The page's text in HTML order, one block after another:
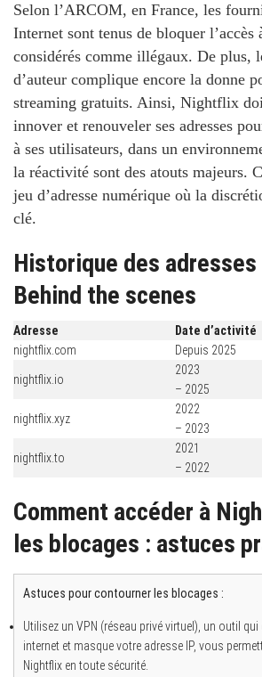
Selon l’ARCOM, en France, les
Internet sont tenus de bloquer l’accès
considérés comme illégaux. De plus,
d’auteur complique encore la donne
streaming gratuits. Ainsi, Nightflix
innover et renouveler ses adresses
à ses utilisateurs, dans un
la réactivité sont des atouts majeurs.
jeu d’adresse numérique où la
clé.
Historique des
Behind the scenes
Adresse
Date d’activité
nightflix.com
Depuis 2025
nightflix.io
2023
– 2025
nightflix.xyz
2022
– 2023
nightflix.to
2021
– 2022
Comment accéder à
les blocages : astuces
Astuces pour contourner les blocages :
Utilisez un VPN (réseau privé virtuel), un outil
internet et masque votre adresse IP, vous
Nightflix en toute sécurité.